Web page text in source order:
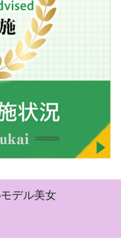
デル美女